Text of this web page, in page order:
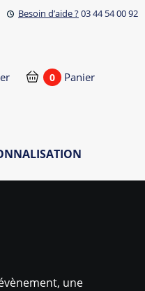
Besoin d’aide ?03 44 54 00 92
0 Panier
une